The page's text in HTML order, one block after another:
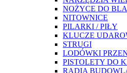
NOŻYCE DO
NITOWNICE
PILARKI / PIŁY
KLUCZE
STRUGI
LODÓWKI
PISTOLETY DO
RADIA